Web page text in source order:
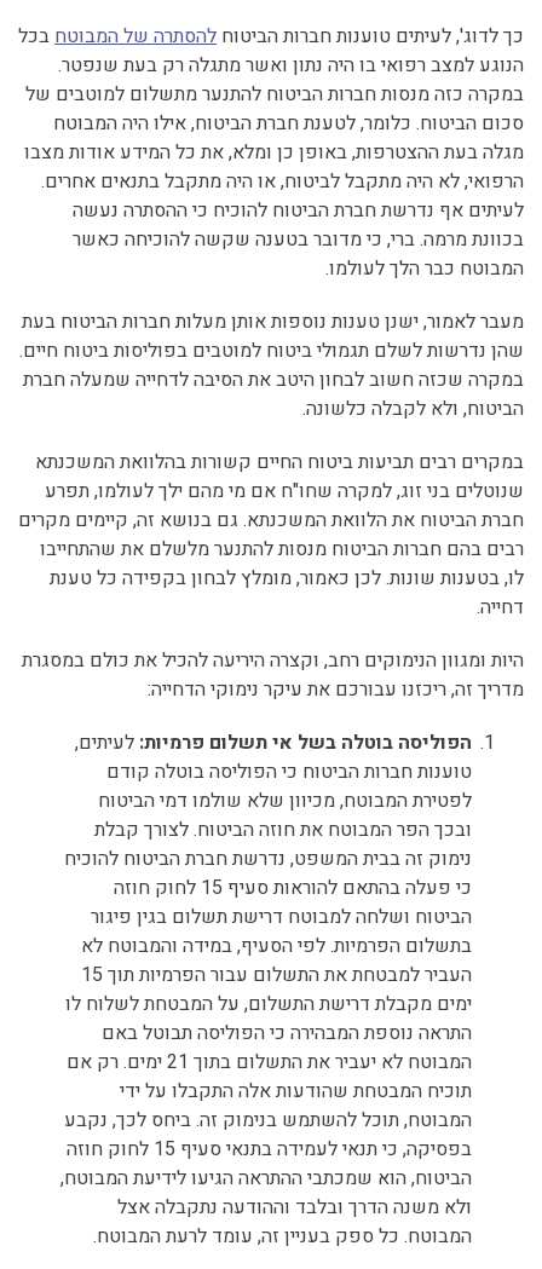
כך לדוג', לעיתים טוענות חברות הביטוח להסתרה של המבוטחבכל
הנוגע למצב רפואי בו היה נתון ואשר מתגלה רק בעת שנפטר.
במקרה כזה מנסות חברות הביטוח להתנער מתשלום למוטבים של
סכום הביטוח. כלומר, לטענת חברת הביטוח, אילו היה המבוטח
מגלה בעת ההצטרפות, באופן כן ומלא, את כל המידע אודות מצבו
הרפואי, לא היה מתקבל לביטוח, או היה מתקבל בתנאים אחרים.
לעיתים אף נדרשת חברת הביטוח להוכיח כי ההסתרה נעשה
בכוונת מרמה. ברי, כי מדובר בטענה שקשה להוכיחה כאשר
המבוטח כבר הלך לעולמו.
מעבר לאמור, ישנן טענות נוספות אותן מעלות חברות הביטוח בעת
שהן נדרשות לשלם תגמולי ביטוח למוטבים בפוליסות ביטוח חיים.
במקרה שכזה חשוב לבחון היטב את הסיבה לדחייה שמעלה חברת
הביטוח, ולא לקבלה כלשונה.
במקרים רבים תביעות ביטוח החיים קשורות בהלוואת המשכנתא
שנוטלים בני זוג, למקרה שחו"ח אם מי מהם ילך לעולמו, תפרע
חברת הביטוח את הלוואת המשכנתא. גם בנושא זה, קיימים מקרים
רבים בהם חברות הביטוח מנסות להתנער מלשלם את שהתחייבו
לו, בטענות שונות. לכן כאמור, מומלץ לבחון בקפידה כל טענת
דחייה.
היות ומגוון הנימוקים רחב, וקצרה היריעה להכיל את כולם במסגרת
מדריך זה, ריכזנו עבורכם את עיקר נימוקי הדחייה:
הפוליסה בוטלה בשל אי תשלום פרמיות:לעיתים,
טוענות חברות הביטוח כי הפוליסה בוטלה קודם
לפטירת המבוטח, מכיוון שלא שולמו דמי הביטוח
ובכך הפר המבוטח את חוזה הביטוח. לצורך קבלת
נימוק זה בבית המשפט, נדרשת חברת הביטוח להוכיח
כי פעלה בהתאם להוראות סעיף 15 לחוק חוזה
הביטוח ושלחה למבוטח דרישת תשלום בגין פיגור
בתשלום הפרמיות. לפי הסעיף, במידה והמבוטח לא
העביר למבטחת את התשלום עבור הפרמיות תוך 15
ימים מקבלת דרישת התשלום, על המבטחת לשלוח לו
התראה נוספת המבהירה כי הפוליסה תבוטל באם
המבוטח לא יעביר את התשלום בתוך 21 ימים. רק אם
תוכיח המבטחת שהודעות אלה התקבלו על ידי
המבוטח, תוכל להשתמש בנימוק זה. ביחס לכך, נקבע
בפסיקה, כי תנאי לעמידה בתנאי סעיף 15 לחוק חוזה
הביטוח, הוא שמכתבי ההתראה הגיעו לידיעת המבוטח,
ולא משנה הדרך ובלבד וההודעה נתקבלה אצל
המבוטח. כל ספק בעניין זה, עומד לרעת המבוטח.